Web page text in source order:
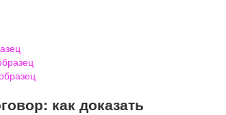
как доказать